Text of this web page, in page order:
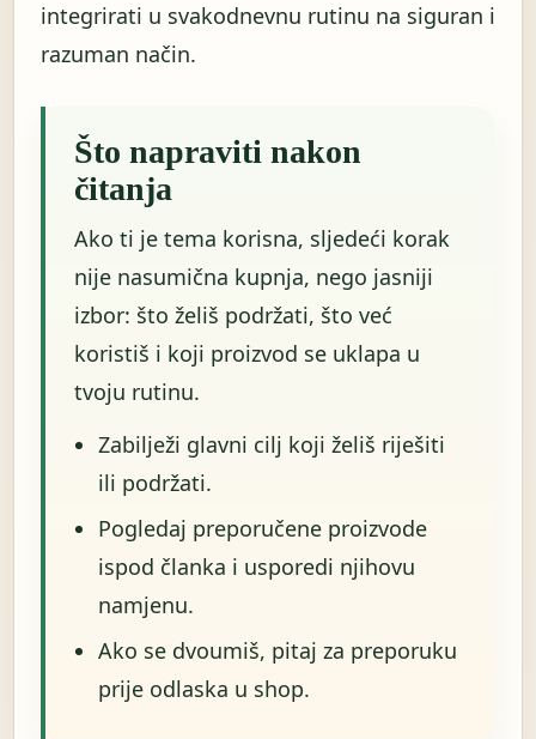
integrirati u svakodnevnu rutinu na siguran i
razuman način.
Što napraviti nakon
čitanja
Ako ti je tema korisna, sljedeći korak
nije nasumična kupnja, nego jasniji
izbor: što želiš podržati, što već
koristiš i koji proizvod se uklapa u
tvoju rutinu.
Zabilježi glavni cilj koji želiš riješiti
ili podržati.
Pogledaj preporučene proizvode
ispod članka i usporedi njihovu
namjenu.
Ako se dvoumiš, pitaj za preporuku
prije odlaska u shop.